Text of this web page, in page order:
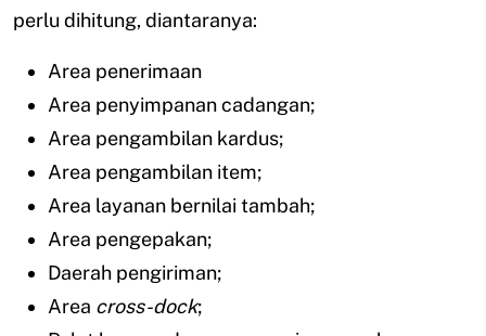
perlu dihitung, diantaranya:
Area penerimaan
Area penyimpanan cadangan;
Area pengambilan kardus;
Area pengambilan item;
Area layanan bernilai tambah;
Area pengepakan;
Daerah pengiriman;
Area cross-dock;